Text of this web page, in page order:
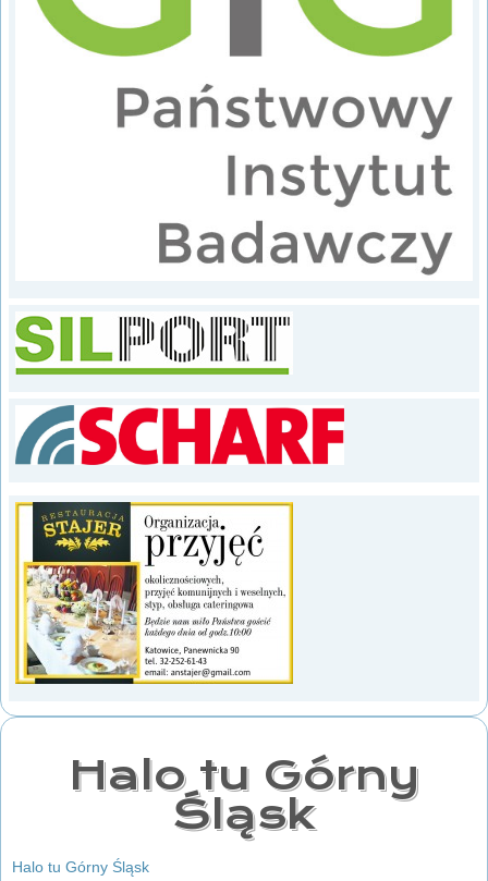
Halo tu Górny
Śląsk
Halo tu Górny Śląsk